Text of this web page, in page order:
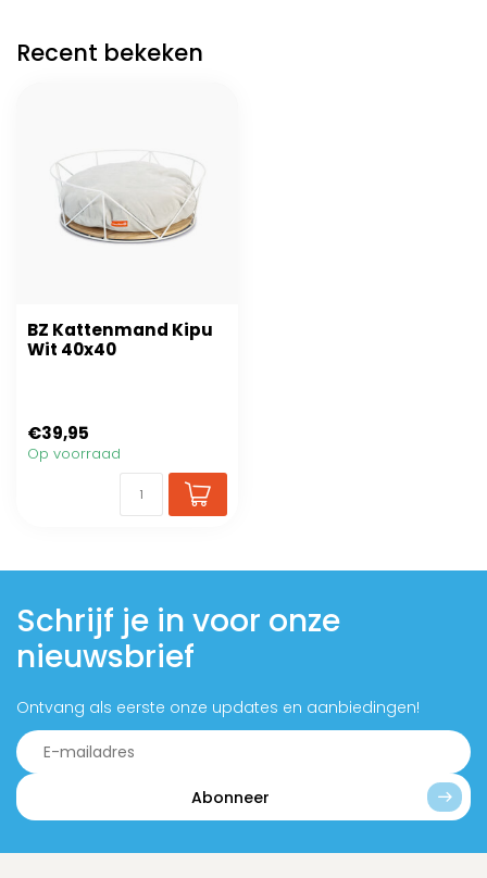
Recent bekeken
BZ Kattenmand Kipu
Wit 40x40
€39,95
Op voorraad
Schrijf je in voor onze
nieuwsbrief
Ontvang als eerste onze updates en aanbiedingen!
Abonneer